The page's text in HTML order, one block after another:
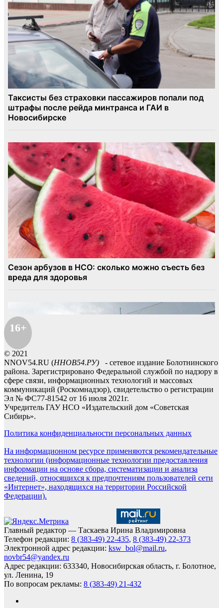
16+
© 2021
NNOV54.RU (ННОВ54.РУ) - сетевое издание Болотнинского
района. Зарегистрировано Федеральной службой по надзору в
сфере связи, информационных технологий и массовых
коммуникаций (Роскомнадзор), свидетельство о регистрации
Эл № ФС77-81542 от 16 июля 2021г.
Учредитель ГАУ НСО «Издательский дом «Советская
Сибирь».
Политика конфиденциальности персональных данных
На информационном ресурсе применяются рекомендательные
технологии (информационные технологии предоставления
информации на основе сбора, систематизации и анализа
сведений, относящихся к предпочтениям пользователей сети
«Интернет», находящихся на территории Российской
Федерации).
Главный редактор — Таскаева Ирина Владимировна
Телефон редакции: 8 (383-49) 22-435, 8 (383-49) 22-373
Электронной адрес редакции: ksw_bol@mail.ru,
novbr54@yandex.ru
Адрес редакции: 633340, Новосибирская область, г. Болотное,
ул. Ленина, 19
По вопросам рекламы: 8 (383-49) 21-432